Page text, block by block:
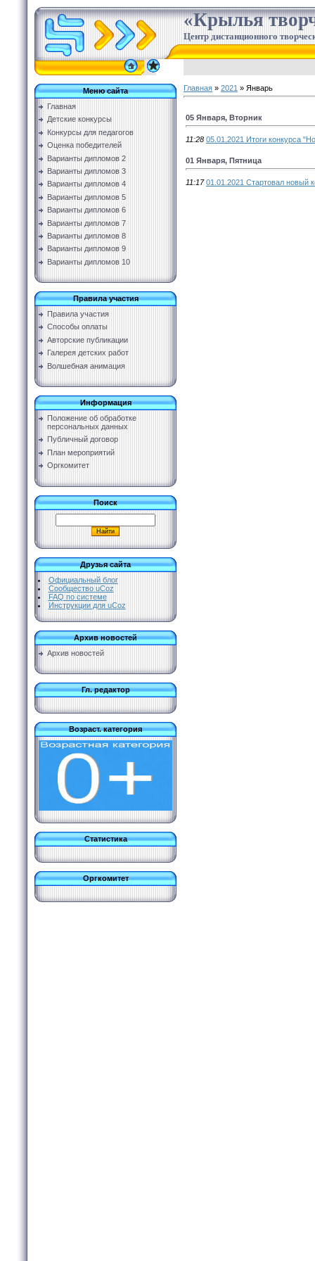
«Крылья
Центр дистанционного
Меню сайта
Главная
Детские конкурсы
Конкурсы для педагогов
Оценка победителей
Варианты дипломов 2
Варианты дипломов 3
Варианты дипломов 4
Варианты дипломов 5
Варианты дипломов 6
Варианты дипломов 7
Варианты дипломов 8
Варианты дипломов 9
Варианты дипломов 10
Правила участия
Правила участия
Способы оплаты
Авторские публикации
Галерея детских работ
Волшебная анимация
Информация
Положение об обработке
персональных данных
Публичный договор
План мероприятий
Оргкомитет
Поиск
Друзья сайта
Официальный блог
Сообщество uCoz
FAQ по системе
Инструкции для uCoz
Архив новостей
Архив новостей
Гл. редактор
Возраст. категория
Статистика
Оргкомитет
Главная » 2021 » Январь
05 Января, Вторник
11:28 05.01.2021 Итоги конкурса
01 Января, Пятница
11:17 01.01.2021 Стартовал новый